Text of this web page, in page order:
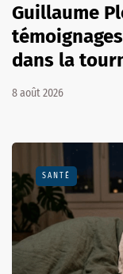
Guillaume
dans la
8 août 2026
SANTÉ